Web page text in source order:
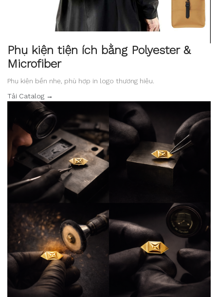
Phụ kiện tiện ích bằng Polyester &
Microfiber
Phụ kiện bền nhẹ, phù hợp in logo thương hiệu.
Tải Catalog →